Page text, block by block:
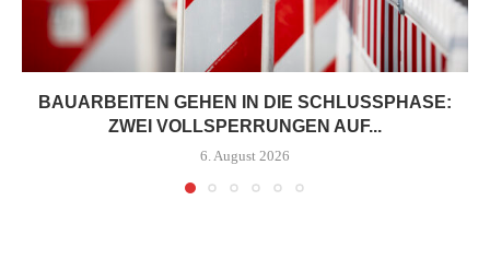
BAUARBEITEN GEHEN IN DIE SCHLUSSPHASE:
ZWEI VOLLSPERRUNGEN AUF...
6. August 2026